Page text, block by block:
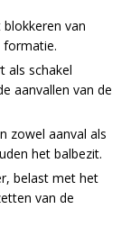
van
formatie.
als schakel
aanvallen van de
zowel aanval als
het balbezit.
belast met het
van de